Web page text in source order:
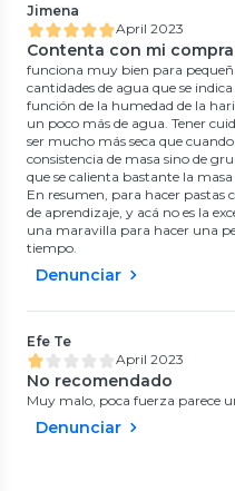
Jimena
April 2023
Contenta con mi compra
funciona muy bien para
cantidades de agua que se
función de la humedad de la
un poco más de agua. Tener
ser mucho más seca que
consistencia de masa sino de
que se calienta bastante la
En resumen, para hacer pastas
de aprendizaje, y acá no es la
una maravilla para hacer una
tiempo.
Denunciar
Efe Te
April 2023
No recomendado
Muy malo, poca fuerza parece
Denunciar